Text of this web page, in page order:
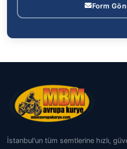
Form
İstanbul'un tüm semtlerine hızlı,